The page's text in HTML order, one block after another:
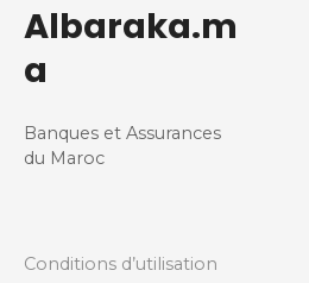
Albaraka.m
a
Banques et Assurances
du Maroc
Conditions d’utilisation